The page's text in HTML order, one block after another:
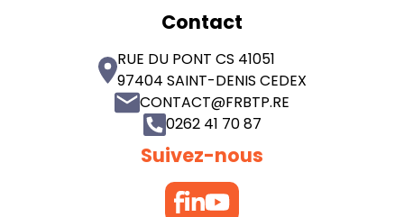
Contact
RUE DU PONT CS 41051
97404 SAINT-DENIS CEDEX
CONTACT@FRBTP.RE
0262 41 70 87
Suivez-nous